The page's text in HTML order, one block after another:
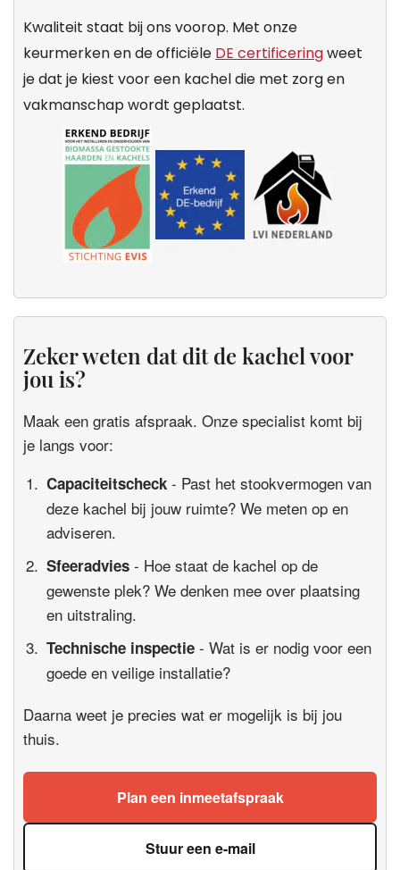
Kwaliteit staat bij ons voorop. Met onze
keurmerken en de officiële DE certificeringweet
je dat je kiest voor een kachel die met zorg en
vakmanschap wordt geplaatst.
Zeker weten dat dit de kachel voor
jou is?
Maak een gratis afspraak. Onze specialist komt bij
je langs voor:
Capaciteitscheck - Past het stookvermogen van
deze kachel bij jouw ruimte? We meten op en
adviseren.
Sfeeradvies - Hoe staat de kachel op de
gewenste plek? We denken mee over plaatsing
en uitstraling.
Technische inspectie - Wat is er nodig voor een
goede en veilige installatie?
Daarna weet je precies wat er mogelijk is bij jou
thuis.
Plan een inmeetafspraak
Stuur een e-mail